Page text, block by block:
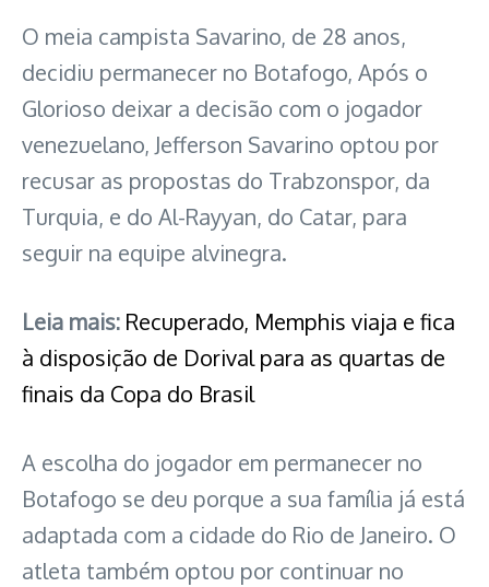
O meia campista Savarino, de 28 anos,
decidiu permanecer no Botafogo, Após o
Glorioso deixar a decisão com o jogador
venezuelano, Jefferson Savarino optou por
recusar as propostas do Trabzonspor, da
Turquia, e do Al-Rayyan, do Catar, para
seguir na equipe alvinegra.
Leia mais: Recuperado, Memphis viaja e fica
à disposição de Dorival para as quartas de
finais da Copa do Brasil
A escolha do jogador em permanecer no
Botafogo se deu porque a sua família já está
adaptada com a cidade do Rio de Janeiro. O
atleta também optou por continuar no